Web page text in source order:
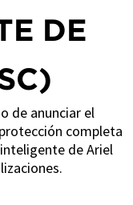
DE
de anunciar el
completa
de Ariel